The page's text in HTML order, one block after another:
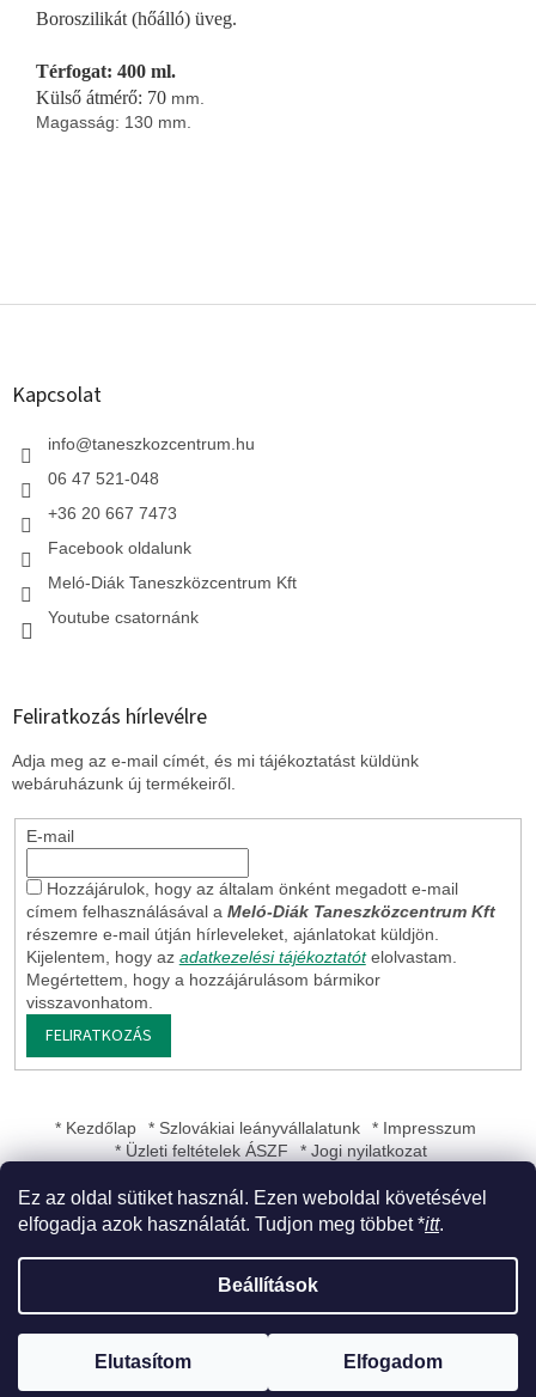
Ez az oldal sütiket használ. Ezen weboldal követésével
elfogadja azok használatát. Tudjon meg többet *itt.
Beállítások
Elutasítom Elfogadom
Boroszilikát (hőálló) üveg.
Térfogat: 400 ml.
Külső átmérő: 70 mm.
Magasság: 130 mm.
L
Kapcsolat
info@taneszkozcentrum.hu
06 47 521-048
+36 20 667 7473
Facebook oldalunk
Meló-Diák Taneszközcentrum Kft
Youtube csatornánk
Feliratkozás hírlevélre
Adja meg az e-mail címét, és mi tájékoztatást küldünk
webáruházunk új termékeiről.
E-mail
Hozzájárulok, hogy az általam önként megadott e-mail
címem felhasználásával a Meló-Diák Taneszközcentrum Kft
részemre e-mail útján hírleveleket, ajánlatokat küldjön.
Kijelentem, hogy az adatkezelési tájékoztatót elolvastam.
Megértettem, hogy a hozzájárulásom bármikor
visszavonhatom.
FELIRATKOZÁS
* Kezdőlap * Szlovákiai leányvállalatunk
* Impresszum
* Üzleti feltételek ÁSZF
* Jogi nyilatkozat
Meló-Diák Taneszközcentrum Kft
fenntartva.
Süti beállítások szerkesztése